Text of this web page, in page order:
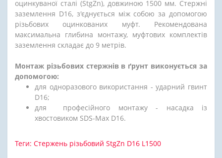
оцинкуваної сталі (StgZn), довжиною 1500 мм. Стержні
заземлення D16, з'єднується між собою за допомогою
різьбових оцинкованих муфт. Рекомендована
максимальна глибина монтажу, муфтових комплектів
заземлення складає до 9 метрів.
Монтаж різьбових стержнів в ґрунт виконується за
допомогою:
для одноразового використання - ударний гвинт
D16;
для професійного монтажу - насадка із
хвостовиком SDS-Max D16.
Теги: Стержень різьбовий StgZn D16 L1500